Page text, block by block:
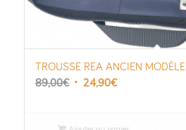
TROUSSE REA ANCIEN MODÈLE
89,00€ Le24,90€Le